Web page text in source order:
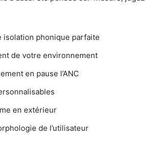
isolation phonique parfaite
de votre environnement
en pause l’ANC
en extérieur
de l’utilisateur